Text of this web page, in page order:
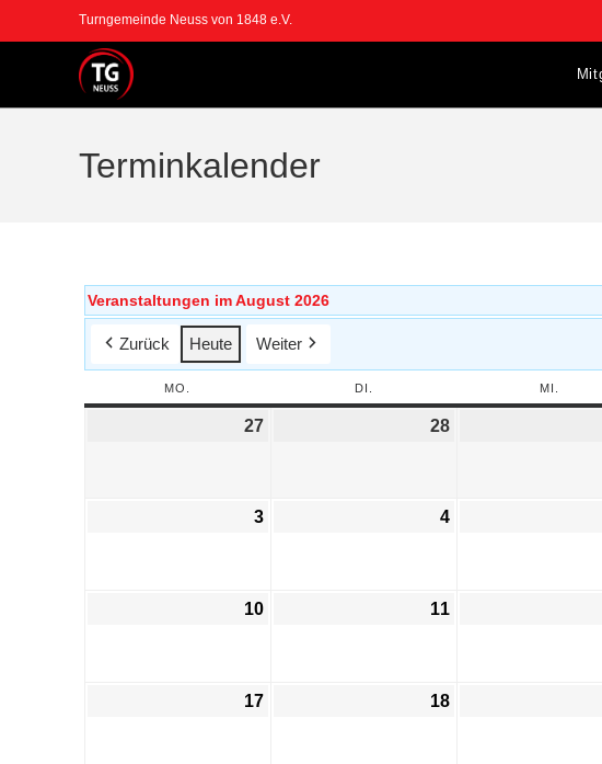
Turngemeinde Neuss von 1848 e.V.
Terminkalender
Veranstaltungen im August 2026
Zurück Heute Weiter
MO. DI. MI.
27 28
3 4
10 11
17 18